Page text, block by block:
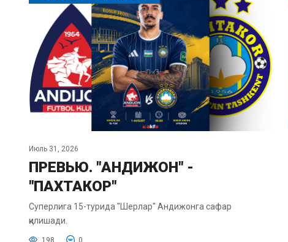
Июль 31, 2026
ПРЕВЬЮ. "АНДИЖОН" -
"ПАХТАКОР"
Суперлига 15-турида "Шерлар" Андижонга сафар
қилишади.